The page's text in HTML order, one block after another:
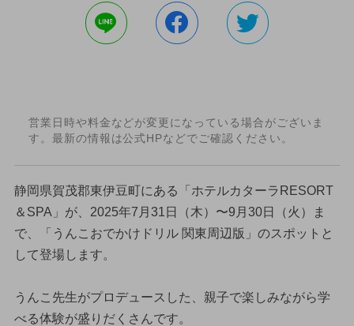
営業日時や料金などが変更になっている場合がございま
す。最新の情報は公式HPなどでご確認ください。
静岡県賀茂郡東伊豆町にある「ホテルカターラRESORT
＆SPA」が、2025年7月31日（木）〜9月30日（火）ま
で、「うんこおでかけドリル 関東周辺版」のスポットと
して登場します。
うんこ先生がプロデュースした、親子で楽しみながら学
べる体験が盛りだくさんです。